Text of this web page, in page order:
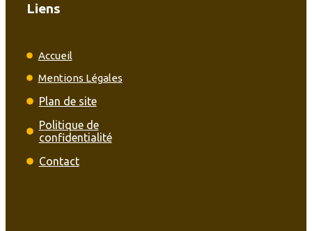
Liens
Accueil
Mentions Légales
Plan de site
Politique de
confidentialité
Contact